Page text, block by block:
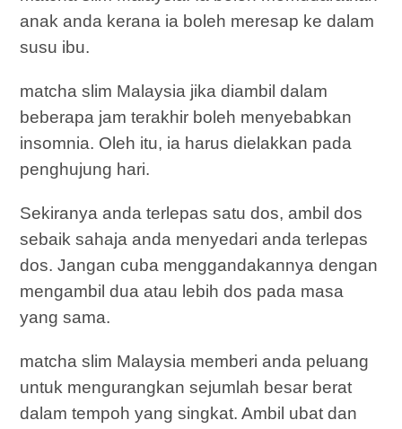
anak anda kerana ia boleh meresap ke dalam
susu ibu.
matcha slim Malaysia jika diambil dalam
beberapa jam terakhir boleh menyebabkan
insomnia. Oleh itu, ia harus dielakkan pada
penghujung hari.
Sekiranya anda terlepas satu dos, ambil dos
sebaik sahaja anda menyedari anda terlepas
dos. Jangan cuba menggandakannya dengan
mengambil dua atau lebih dos pada masa
yang sama.
matcha slim Malaysia memberi anda peluang
untuk mengurangkan sejumlah besar berat
dalam tempoh yang singkat. Ambil ubat dan